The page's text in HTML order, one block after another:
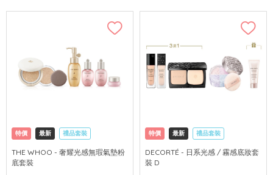
特價 最新 禮品套裝
網購店取 可中國內地配送
THE WHOO - 奢耀光感無瑕氣墊粉
底套裝
特價 最新 禮品套裝
網購店取 可中國內地配送
DECORTÉ - 日系光感 / 霧感底妝套
裝 D